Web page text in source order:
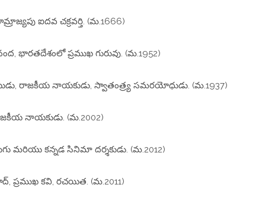
ఐదవ చక్రవర్తి. (మ.1666)
భారతదేశంలో ప్రముఖ గురువు. (మ.1952)
రాజకీయ నాయకుడు, స్వాతంత్ర్య సమరయోధుడు. (మ.1937)
నాయకుడు. (మ.2002)
మరియు కన్నడ సినిమా దర్శకుడు. (మ.2012)
ప్రముఖ కవి, రచయిత. (మ.2011)